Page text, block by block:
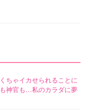
ちゃイカせられることに
神官も…私のカラダに夢